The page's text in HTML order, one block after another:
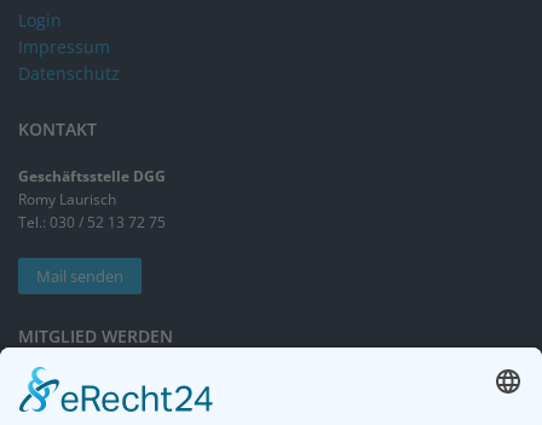
Login
Impressum
Datenschutz
KONTAKT
Geschäftsstelle DGG
Romy Laurisch
Tel.: 030 / 52 13 72 75
Mail senden
MITGLIED WERDEN
Sieben gute Gründe
für Ihre Mitgliedschaft